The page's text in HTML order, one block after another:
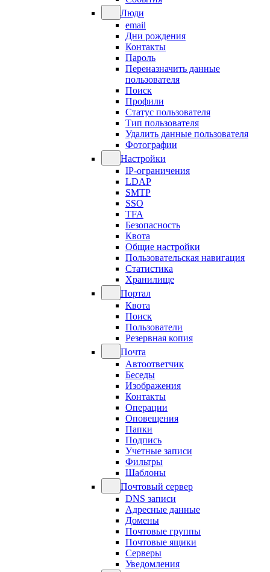
Люди
email
Дни рождения
Контакты
Пароль
Переназначить данные
пользователя
Поиск
Профили
Статус пользователя
Тип пользователя
Удалить данные пользователя
Фотографии
Настройки
IP-ограничения
LDAP
SMTP
SSO
TFA
Безопасность
Квота
Общие настройки
Пользовательская навигация
Статистика
Хранилище
Портал
Квота
Поиск
Пользователи
Резервная копия
Почта
Автоответчик
Беседы
Изображения
Контакты
Операции
Оповещения
Папки
Подпись
Учетные записи
Фильтры
Шаблоны
Почтовый сервер
DNS записи
Адресные данные
Домены
Почтовые группы
Почтовые ящики
Серверы
Уведомления